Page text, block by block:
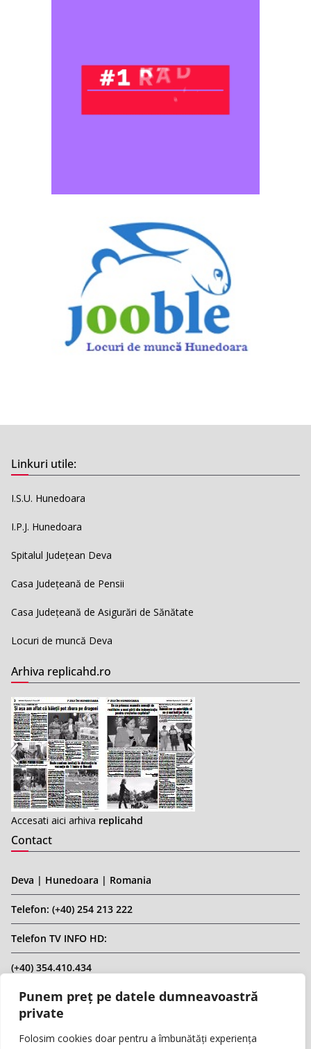
Punem preț pe datele dumneavoastră
private
Folosim cookies doar pentru a îmbunătăți experiența
Linkuri utile:
I.S.U. Hunedoara
I.P.J. Hunedoara
Spitalul Județean Deva
Casa Județeană de Pensii
Casa Județeană de Asigurări de Sănătate
Locuri de muncă Deva
Arhiva replicahd.ro
Accesati aici arhiva replicahd
Contact
Deva | Hunedoara | Romania
Telefon: (+40) 254 213 222
Telefon TV INFO HD:
(+40) 354.410.434
Email: infohd20@gmail.com
Website: www.replicahd.ro